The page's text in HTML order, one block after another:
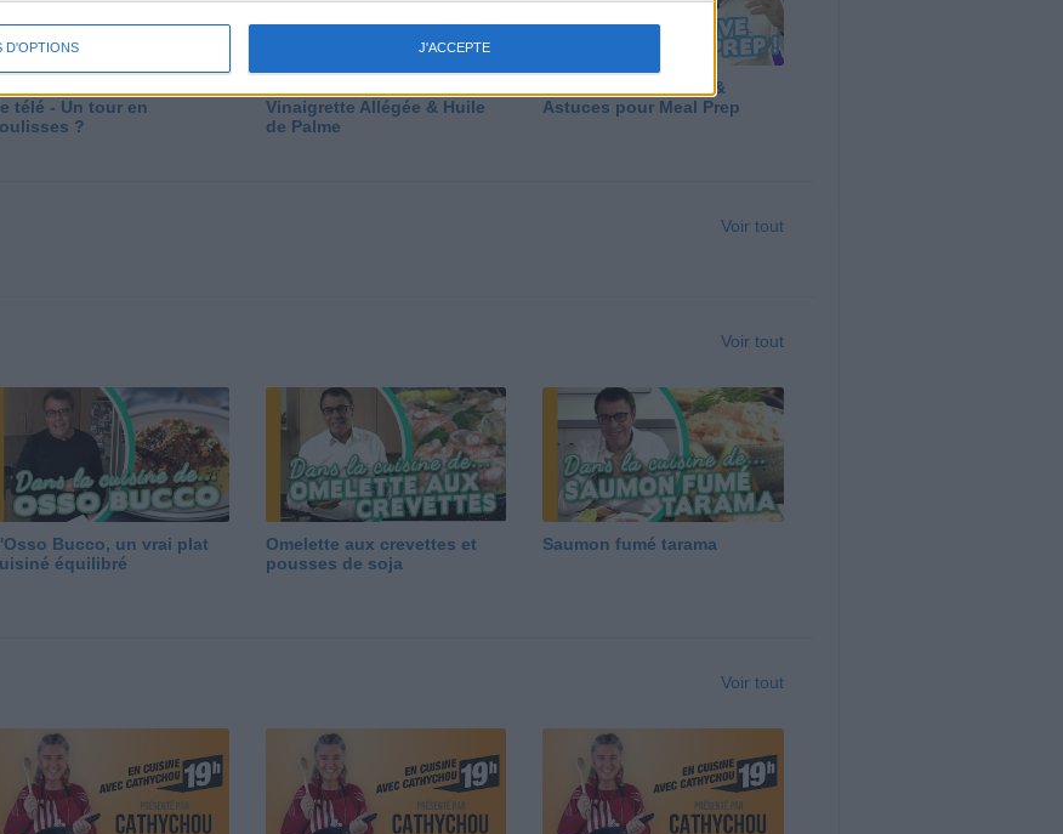
D'OPTIONS J'ACCEPTE
télé - Un tour en
?
Vinaigrette Allégée & Huile
de Palme
Panga, Huile d'Olive &
Astuces pour Meal Prep
Voir tout
Voir tout
Bucco, un vrai plat
équilibré
Omelette aux crevettes et
pousses de soja
Saumon fumé tarama
Voir tout